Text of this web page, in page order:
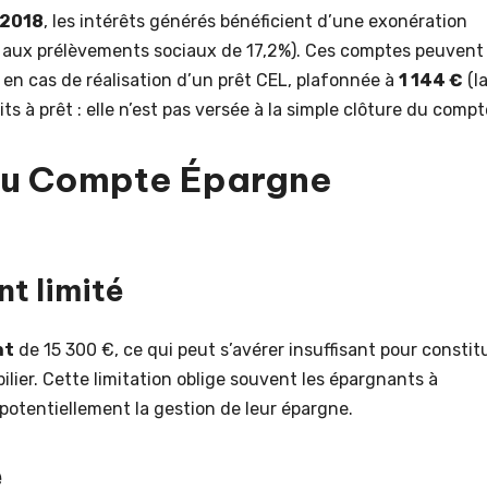
, les intérêts générés bénéficient d’une exonération
prélèvements sociaux de 17,2%). Ces comptes peuvent
cas de réalisation d’un prêt CEL, plafonnée à 1 144 € (la
à prêt : elle n’est pas versée à la simple clôture du
Compte Épargne
limité
de 15 300 €, ce qui peut s’avérer insuffisant pour
Cette limitation oblige souvent les épargnants à
la gestion de leur épargne.